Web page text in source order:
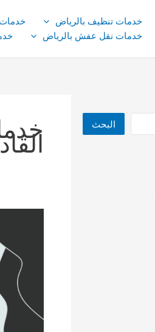
خدمات تنظيف بالرياض
خدمات نقل عفش بالرياض
البحث